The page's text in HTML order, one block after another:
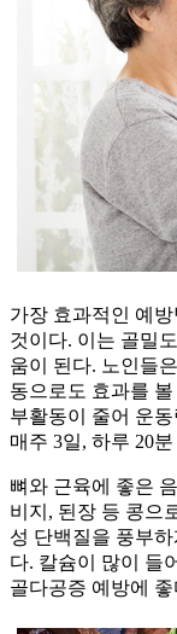
가장 효과적인 예
것이다. 이는 골밀
움이 된다. 노인들
동으로도 효과를
부활동이 줄어 운
매주 3일, 하루 20
뼈와 근육에 좋은
비지, 된장 등 콩으
성 단백질을 풍부
다. 칼슘이 많이 들
골다공증 예방에 좋